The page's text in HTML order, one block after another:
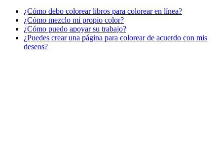
¿Cómo debo colorear libros para colorear en línea?
¿Cómo mezclo mi propio color?
¿Cómo puedo apoyar su trabajo?
¿Puedes crear una página para colorear de acuerdo con mis
deseos?